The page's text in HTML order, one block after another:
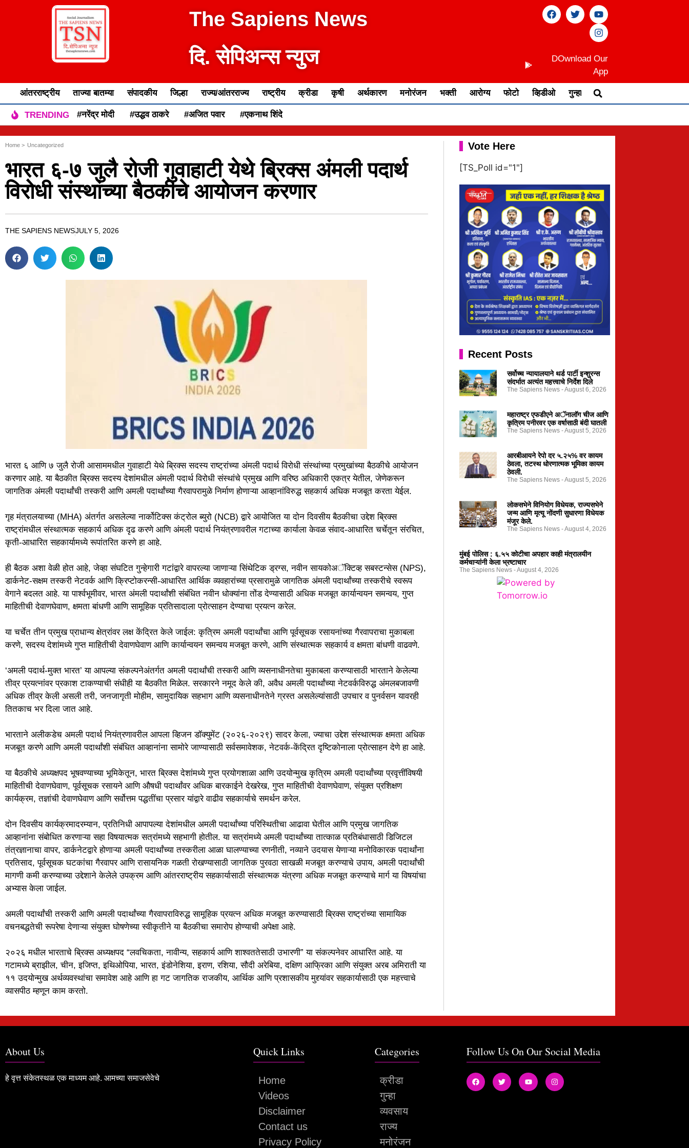
The Sapiens News
दि. सेपिअन्स न्युज
DOwnload Our
App
आंतरराष्ट्रीय ताज्या बातम्या संपादकीय जिल्हा राज्य/आंतरराज्य राष्ट्रीय क्रीडा कृषी अर्थकारण मनोरंजन भक्ती आरोग्य फोटो व्हिडीओ गुन्हा
TRENDING #नरेंद्र मोदी #उद्धव ठाकरे #अजित पवार #एकनाथ शिंदे
Home > Uncategorized
भारत ६-७ जुलै रोजी गुवाहाटी येथे ब्रिक्स अंमली पदार्थ
विरोधी संस्थांच्या बैठकीचे आयोजन करणार
THE SAPIENS NEWSJULY 5, 2026
भारत ६ आणि ७ जुलै रोजी आसाममधील गुवाहाटी येथे ब्रिक्स सदस्य राष्ट्रांच्या अंमली पदार्थ विरोधी संस्थांच्या प्रमुखांच्या बैठकीचे आयोजन
करणार आहे. या बैठकीत ब्रिक्स सदस्य देशांमधील अंमली पदार्थ विरोधी संस्थांचे प्रमुख आणि वरिष्ठ अधिकारी एकत्र येतील, जेणेकरून
जागतिक अंमली पदार्थांची तस्करी आणि अमली पदार्थांच्या गैरवापरामुळे निर्माण होणाऱ्या आव्हानांविरुद्ध सहकार्य अधिक मजबूत करता येईल.
गृह मंत्रालयाच्या (MHA) अंतर्गत असलेल्या नार्कोटिक्स कंट्रोल ब्युरो (NCB) द्वारे आयोजित या दोन दिवसीय बैठकीचा उद्देश ब्रिक्स
राष्ट्रांमधील संस्थात्मक सहकार्य अधिक दृढ करणे आणि अंमली पदार्थ नियंत्रणावरील गटाच्या कार्याला केवळ संवाद-आधारित चर्चेतून संरचित,
कृती-आधारित सहकार्यामध्ये रूपांतरित करणे हा आहे.
ही बैठक अशा वेळी होत आहे, जेव्हा संघटित गुन्हेगारी गटांद्वारे वापरल्या जाणाऱ्या सिंथेटिक ड्रग्स, नवीन सायकोअॅक्टिव्ह सबस्टन्सेस (NPS),
डार्कनेट-सक्षम तस्करी नेटवर्क आणि क्रिप्टोकरन्सी-आधारित आर्थिक व्यवहारांच्या प्रसारामुळे जागतिक अंमली पदार्थांच्या तस्करीचे स्वरूप
वेगाने बदलत आहे. या पार्श्वभूमीवर, भारत अंमली पदार्थांशी संबंधित नवीन धोक्यांना तोंड देण्यासाठी अधिक मजबूत कार्यान्वयन समन्वय, गुप्त
माहितीची देवाणघेवाण, क्षमता बांधणी आणि सामूहिक प्रतिसादाला प्रोत्साहन देण्याचा प्रयत्न करेल.
या चर्चेत तीन प्रमुख प्राधान्य क्षेत्रांवर लक्ष केंद्रित केले जाईल: कृत्रिम अमली पदार्थांचा आणि पूर्वसूचक रसायनांच्या गैरवापराचा मुकाबला
करणे, सदस्य देशांमध्ये गुप्त माहितीची देवाणघेवाण आणि कार्यान्वयन समन्वय मजबूत करणे, आणि संस्थात्मक सहकार्य व क्षमता बांधणी वाढवणे.
‘अमली पदार्थ-मुक्त भारत’ या आपल्या संकल्पनेअंतर्गत अमली पदार्थांची तस्करी आणि व्यसनाधीनतेचा मुकाबला करण्यासाठी भारताने केलेल्या
तीव्र प्रयत्नांवर प्रकाश टाकण्याची संधीही या बैठकीत मिळेल. सरकारने नमूद केले की, अवैध अमली पदार्थांच्या नेटवर्कविरुद्ध अंमलबजावणी
अधिक तीव्र केली असली तरी, जनजागृती मोहीम, सामुदायिक सहभाग आणि व्यसनाधीनतेने ग्रस्त असलेल्यांसाठी उपचार व पुनर्वसन यावरही
तितकाच भर दिला जात आहे.
भारताने अलीकडेच अमली पदार्थ नियंत्रणावरील आपला व्हिजन डॉक्युमेंट (२०२६-२०२९) सादर केला, ज्याचा उद्देश संस्थात्मक क्षमता अधिक
मजबूत करणे आणि अमली पदार्थांशी संबंधित आव्हानांना सामोरे जाण्यासाठी सर्वसमावेशक, नेटवर्क-केंद्रित दृष्टिकोनाला प्रोत्साहन देणे हा आहे.
या बैठकीचे अध्यक्षपद भूषवण्याच्या भूमिकेतून, भारत ब्रिक्स देशांमध्ये गुप्त प्रयोगशाळा आणि उदयोन्मुख कृत्रिम अमली पदार्थांच्या प्रवृत्तींविषयी
माहितीची देवाणघेवाण, पूर्वसूचक रसायने आणि औषधी पदार्थांवर अधिक बारकाईने देखरेख, गुप्त माहितीची देवाणघेवाण, संयुक्त प्रशिक्षण
कार्यक्रम, तज्ञांची देवाणघेवाण आणि सर्वोत्तम पद्धतींचा प्रसार यांद्वारे वाढीव सहकार्याचे समर्थन करेल.
दोन दिवसीय कार्यक्रमादरम्यान, प्रतिनिधी आपापल्या देशांमधील अमली पदार्थांच्या परिस्थितीचा आढावा घेतील आणि प्रमुख जागतिक
आव्हानांना संबोधित करणाऱ्या सहा विषयात्मक सत्रांमध्ये सहभागी होतील. या सत्रांमध्ये अमली पदार्थांच्या तात्काळ प्रतिबंधासाठी डिजिटल
तंत्रज्ञानाचा वापर, डार्कनेटद्वारे होणाऱ्या अमली पदार्थांच्या तस्करीला आळा घालण्याच्या रणनीती, नव्याने उदयास येणाऱ्या मनोविकारक पदार्थांना
प्रतिसाद, पूर्वसूचक घटकांचा गैरवापर आणि रासायनिक गळती रोखण्यासाठी जागतिक पुरवठा साखळी मजबूत करण्याचे उपाय, अमली पदार्थांची
मागणी कमी करण्याच्या उद्देशाने केलेले उपक्रम आणि आंतरराष्ट्रीय सहकार्यासाठी संस्थात्मक यंत्रणा अधिक मजबूत करण्याचे मार्ग या विषयांचा
अभ्यास केला जाईल.
अमली पदार्थांची तस्करी आणि अमली पदार्थांच्या गैरवापराविरुद्ध सामूहिक प्रयत्न अधिक मजबूत करण्यासाठी ब्रिक्स राष्ट्रांच्या सामायिक
वचनबद्धतेची रूपरेषा देणाऱ्या संयुक्त घोषणेच्या स्वीकृतीने या बैठकीचा समारोप होण्याची अपेक्षा आहे.
२०२६ मधील भारताचे ब्रिक्स अध्यक्षपद “लवचिकता, नावीन्य, सहकार्य आणि शाश्वततेसाठी उभारणी” या संकल्पनेवर आधारित आहे. या
गटामध्ये ब्राझील, चीन, इजिप्त, इथिओपिया, भारत, इंडोनेशिया, इराण, रशिया, सौदी अरेबिया, दक्षिण आफ्रिका आणि संयुक्त अरब अमिराती या
११ उदयोन्मुख अर्थव्यवस्थांचा समावेश आहे आणि हा गट जागतिक राजकीय, आर्थिक आणि प्रशासकीय मुद्द्यांवर सहकार्यासाठी एक महत्त्वाचे
व्यासपीठ म्हणून काम करतो.
Vote Here
[TS_Poll id="1"]
Recent Posts
सर्वोच्च न्यायालयाने थर्ड पार्टी इन्शुरन्स
संदर्भात अत्यंत महत्त्वाचे निर्देश दिले
The Sapiens News August 6, 2026
महाराष्ट्र एफडीएने अॅनालॉग चीज आणि
कृत्रिम पनीरवर एक वर्षासाठी बंदी घातली
The Sapiens News August 5, 2026
आरबीआयने रेपो दर ५.२५% वर कायम
ठेवला, तटस्थ धोरणात्मक भूमिका कायम
ठेवली.
The Sapiens News August 5, 2026
लोकसभेने विनियोग विधेयक, राज्यसभेने
जन्म आणि मृत्यू नोंदणी सुधारणा विधेयक
मंजूर केले.
The Sapiens News August 4, 2026
मुंबई पोलिस : ६.५५ कोटीचा अपहार काही मंत्रालयीन
कर्मचाऱ्यांनी केला भ्रष्टाचार
The Sapiens News August 4, 2026
About Us
हे वृत्त संकेतस्थळ एक माध्यम आहे. आमच्या समाजसेवेचे
Quick Links
Home
Videos
Disclaimer
Contact us
Privacy Policy
Categories
क्रीडा
गुन्हा
व्यवसाय
राज्य
मनोरंजन
Follow Us On Our Social Media